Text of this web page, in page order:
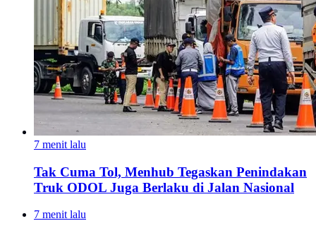
7 menit lalu
Tak Cuma Tol, Menhub Tegaskan Penindakan
Truk ODOL Juga Berlaku di Jalan Nasional
7 menit lalu